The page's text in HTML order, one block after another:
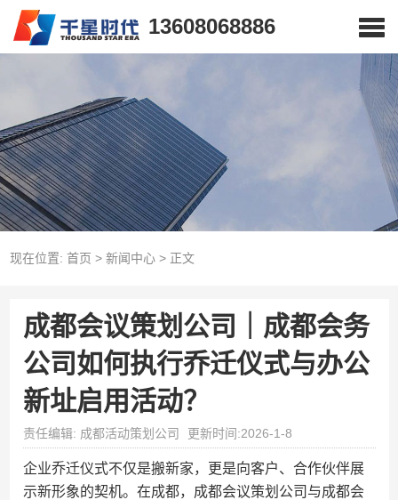
13608068886
现在位置: 首页 > 新闻中心> 正文
成都会议策划公司｜成都会务
公司如何执行乔迁仪式与办公
新址启用活动？
责任编辑: 成都活动策划公司 更新时间:2026-1-8
企业乔迁仪式不仅是搬新家，更是向客户、合作伙伴展
示新形象的契机。在成都，成都会议策划公司与成都会